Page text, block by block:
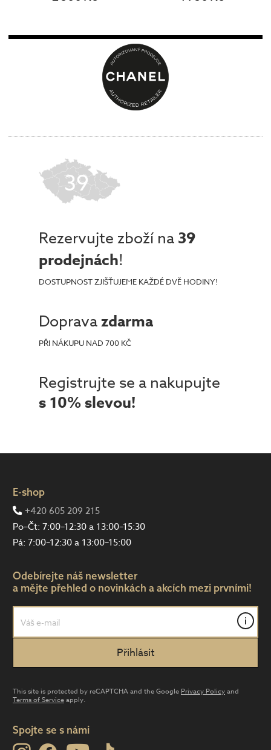
39
Rezervujte zboží na 39
prodejnách!
DOSTUPNOST ZJIŠŤUJEME KAŽDÉ DVĚ HODINY!
Dopravazdarma
PŘI NÁKUPU NAD 700 KČ
Registrujte se a nakupujte
s 10% slevou!
E-shop
+420 605 209 215
Po–Čt: 7:00–12:30 a 13:00–15:30
Pá: 7:00–12:30 a 13:00–15:00
Odebírejte náš newsletter
a mějte přehled o novinkách a akcích mezi prvními!
i
This site is protected by reCAPTCHA and the Google Privacy Policyand
Terms of Serviceapply.
Spojte se s námi